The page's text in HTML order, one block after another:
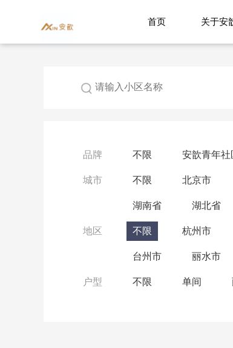
首页 关于安
品牌 不限 安歆青年社
城市 不限 北京市
湖南省 湖北省
地区 不限 杭州市
台州市 丽水市
户型 不限 单间